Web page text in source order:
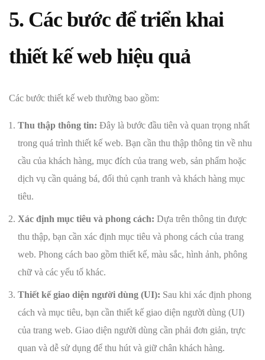
5. Các bước để triển khai
thiết kế web hiệu quả
Các bước thiết kế web thường bao gồm:
Thu thập thông tin: Đây là bước đầu tiên và quan trọng nhất
trong quá trình thiết kế web. Bạn cần thu thập thông tin về nhu
cầu của khách hàng, mục đích của trang web, sản phẩm hoặc
dịch vụ cần quảng bá, đối thủ cạnh tranh và khách hàng mục
tiêu.
Xác định mục tiêu và phong cách: Dựa trên thông tin được
thu thập, bạn cần xác định mục tiêu và phong cách của trang
web. Phong cách bao gồm thiết kế, màu sắc, hình ảnh, phông
chữ và các yếu tố khác.
Thiết kế giao diện người dùng (UI): Sau khi xác định phong
cách và mục tiêu, bạn cần thiết kế giao diện người dùng (UI)
của trang web. Giao diện người dùng cần phải đơn giản, trực
quan và dễ sử dụng để thu hút và giữ chân khách hàng.